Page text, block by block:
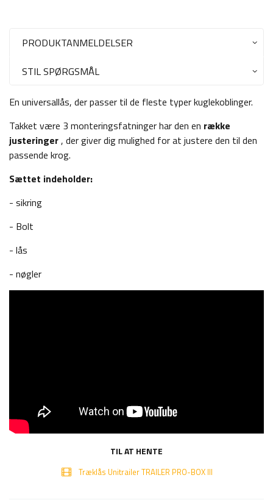
PRODUKTANMELDELSER
STIL SPØRGSMÅL
En universallås, der passer til de fleste typer kuglekoblinger.
Takket være 3 monteringsfatninger har den en række
justeringer, der giver dig mulighed for at justere den til den
passende krog.
Sættet indeholder:
- sikring
- Bolt
- lås
- nøgler
TIL AT HENTE
Træklås Unitrailer TRAILER PRO-BOX III